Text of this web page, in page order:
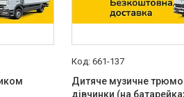
661-137
Дитяче музичне
дівчинки (на